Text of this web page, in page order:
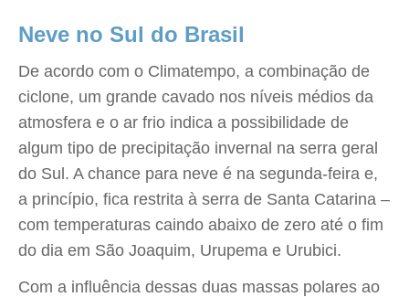
Neve no Sul do Brasil
De acordo com o Climatempo, a combinação de
ciclone, um grande cavado nos níveis médios da
atmosfera e o ar frio indica a possibilidade de
algum tipo de precipitação invernal na serra geral
do Sul. A chance para neve é na segunda-feira e,
a princípio, fica restrita à serra de Santa Catarina –
com temperaturas caindo abaixo de zero até o fim
do dia em São Joaquim, Urupema e Urubici.
Com a influência dessas duas massas polares ao